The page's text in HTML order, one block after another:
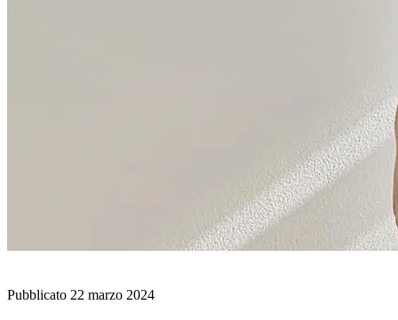
Pubblicato 22 marzo 2024